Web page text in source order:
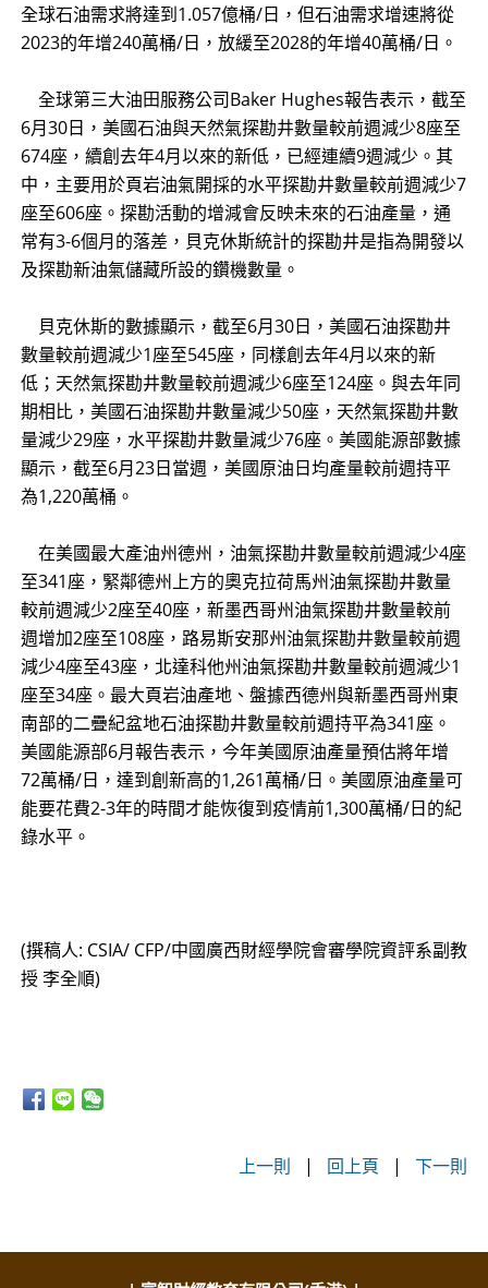
全球石油需求將達到1.057億桶/日，但石油需求增速將從
2023的年增240萬桶/日，放緩至2028的年增40萬桶/日。
全球第三大油田服務公司Baker Hughes報告表示，截至
6月30日，美國石油與天然氣探勘井數量較前週減少8座至
674座，續創去年4月以來的新低，已經連續9週減少。其
中，主要用於頁岩油氣開採的水平探勘井數量較前週減少7
座至606座。探勘活動的增減會反映未來的石油產量，通
常有3-6個月的落差，貝克休斯統計的探勘井是指為開發以
及探勘新油氣儲藏所設的鑽機數量。
貝克休斯的數據顯示，截至6月30日，美國石油探勘井
數量較前週減少1座至545座，同樣創去年4月以來的新
低；天然氣探勘井數量較前週減少6座至124座。與去年同
期相比，美國石油探勘井數量減少50座，天然氣探勘井數
量減少29座，水平探勘井數量減少76座。美國能源部數據
顯示，截至6月23日當週，美國原油日均產量較前週持平
為1,220萬桶。
在美國最大產油州德州，油氣探勘井數量較前週減少4座
至341座，緊鄰德州上方的奧克拉荷馬州油氣探勘井數量
較前週減少2座至40座，新墨西哥州油氣探勘井數量較前
週增加2座至108座，路易斯安那州油氣探勘井數量較前週
減少4座至43座，北達科他州油氣探勘井數量較前週減少1
座至34座。最大頁岩油產地、盤據西德州與新墨西哥州東
南部的二疊紀盆地石油探勘井數量較前週持平為341座。
美國能源部6月報告表示，今年美國原油產量預估將年增
72萬桶/日，達到創新高的1,261萬桶/日。美國原油產量可
能要花費2-3年的時間才能恢復到疫情前1,300萬桶/日的紀
錄水平。
(撰稿人: CSIA/ CFP/中國廣西財經學院會審學院資評系副教
授 李全順)
上一則 | 回上頁 |下一則